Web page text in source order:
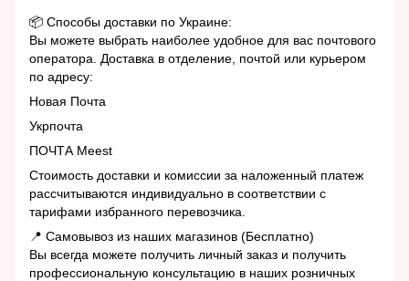
📦 Способы доставки по Украине:
Вы можете выбрать наиболее удобное для вас почтового
оператора. Доставка в отделение, почтой или курьером
по адресу:
Новая Почта
Укрпочта
ПОЧТА Meest
Стоимость доставки и комиссии за наложенный платеж
рассчитываются индивидуально в соответствии с
тарифами избранного перевозчика.
📍 Самовывоз из наших магазинов (Бесплатно)
Вы всегда можете получить личный заказ и получить
профессиональную консультацию в наших розничных